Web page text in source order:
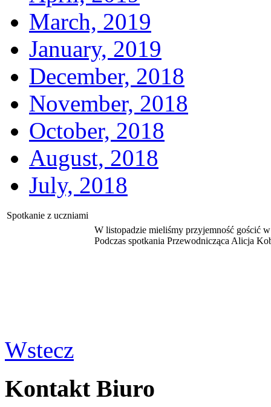
March, 2019
January, 2019
December, 2018
November, 2018
October, 2018
August, 2018
July, 2018
Spotkanie z uczniami
W listopadzie mieliśmy przyjemność gościć
Podczas spotkania Przewodnicząca Alicja
Wstecz
Kontakt Biuro